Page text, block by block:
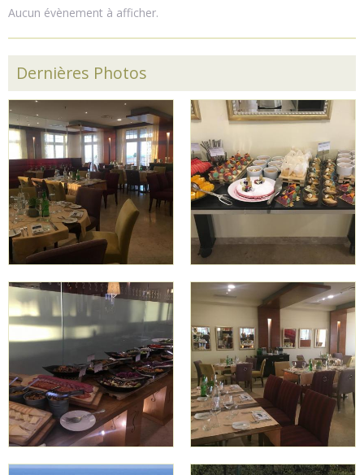
Aucun évènement à afficher.
Dernières Photos